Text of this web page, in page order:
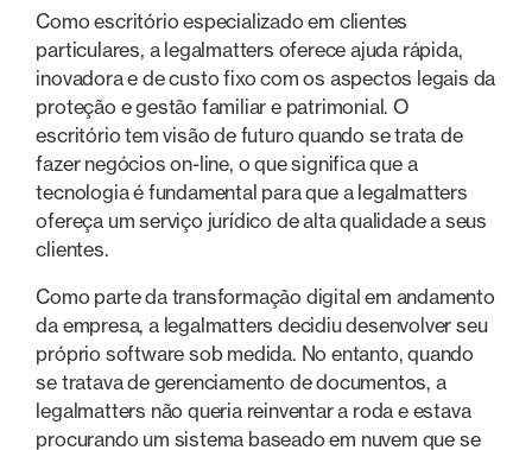
Como escritório especializado em clientes
particulares, a legalmatters oferece ajuda rápida,
inovadora e de custo fixo com os aspectos legais da
proteção e gestão familiar e patrimonial. O
escritório tem visão de futuro quando se trata de
fazer negócios on-line, o que significa que a
tecnologia é fundamental para que a legalmatters
ofereça um serviço jurídico de alta qualidade a seus
clientes.
Como parte da transformação digital em andamento
da empresa, a legalmatters decidiu desenvolver seu
próprio software sob medida. No entanto, quando
se tratava de gerenciamento de documentos, a
legalmatters não queria reinventar a roda e estava
procurando um sistema baseado em nuvem que se